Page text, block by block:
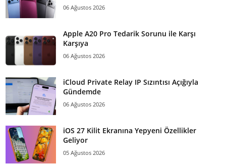
06 Ağustos 2026
Apple A20 Pro Tedarik Sorunu ile Karşı
Karşıya
06 Ağustos 2026
iCloud Private Relay IP Sızıntısı Açığıyla
Gündemde
06 Ağustos 2026
iOS 27 Kilit Ekranına Yepyeni Özellikler
Geliyor
05 Ağustos 2026